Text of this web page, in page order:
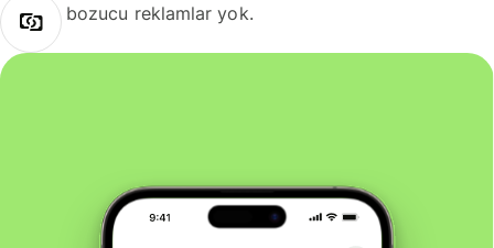
bozucu reklamlar yok.